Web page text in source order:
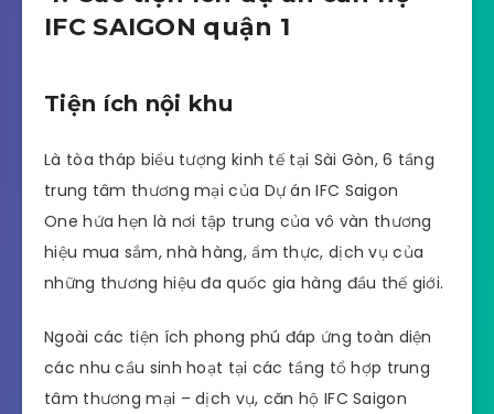
IFC SAIGON quận 1
Tiện ích nội khu
Là tòa tháp biểu tượng kinh tế tại Sài Gòn, 6 tầng
trung tâm thương mại của Dự án IFC Saigon
One hứa hẹn là nơi tập trung của vô vàn thương
hiệu mua sắm, nhà hàng, ẩm thực, dịch vụ của
những thương hiệu đa quốc gia hàng đầu thế giới.
Ngoài các tiện ích phong phú đáp ứng toàn diện
các nhu cầu sinh hoạt tại các tầng tổ hợp trung
tâm thương mại – dịch vụ, căn hộ IFC Saigon